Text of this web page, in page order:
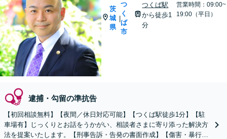
茨
城
県
|
つ
く
ば
市
つくば駅
から徒歩1
分
営業時間：09:00~
19:00（平日）
逮捕・勾留の準抗告
【初回相談無料】【夜間／休日対応可能】【つくば駅徒歩1分】【駐
車場有】じっくりとお話をうかがい、相談者さまに寄り添った解決方
法を提案いたします。【刑事告訴・告発の書面作成】【傷害・暴行・